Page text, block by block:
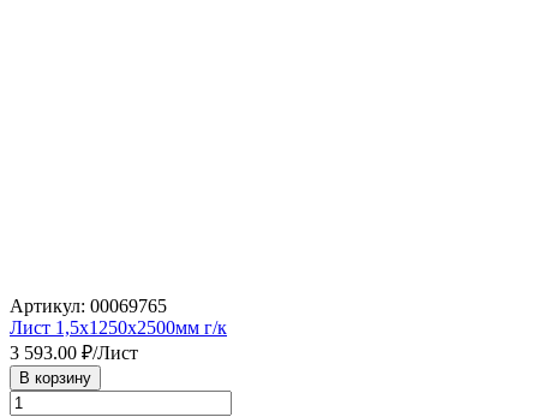
Артикул: 00069765
Лист 1,5х1250х2500мм г/к
3 593.00 ₽/Лист
В корзину